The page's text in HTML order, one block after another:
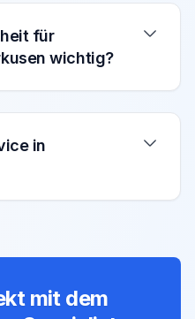
für
wichtig?
in
mit dem